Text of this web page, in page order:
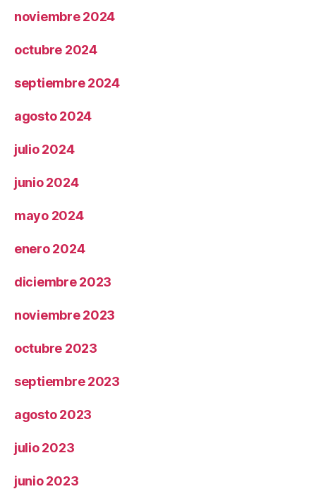
noviembre 2024
octubre 2024
septiembre 2024
agosto 2024
julio 2024
junio 2024
mayo 2024
enero 2024
diciembre 2023
noviembre 2023
octubre 2023
septiembre 2023
agosto 2023
julio 2023
junio 2023